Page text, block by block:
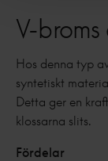
V-
Hos denna typ
syntetiskt
Detta ger en
klossarna slits.
Fördelar